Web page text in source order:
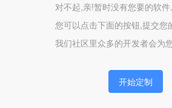
对不起,亲!暂时没有您要的软件,
您可以点击下面的按钮,提交您
我们社区里众多的开发者会为
开始定制